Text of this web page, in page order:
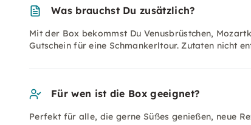
Was brauchst Du zusätzlich?
Mit der Box bekommst Du Venusbrüstchen,
Gutschein für eine Schmankerltour. Zutaten nicht
Für wen ist die Box geeignet?
Perfekt für alle, die gerne Süßes genießen, neue